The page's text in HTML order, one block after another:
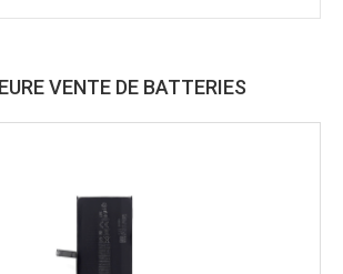
VENTE DE BATTERIES